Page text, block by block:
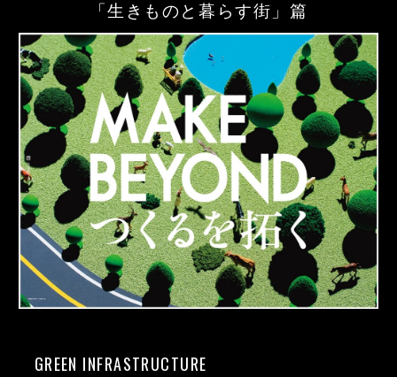
「生きものと暮らす街」篇
GREEN INFRASTRUCTURE